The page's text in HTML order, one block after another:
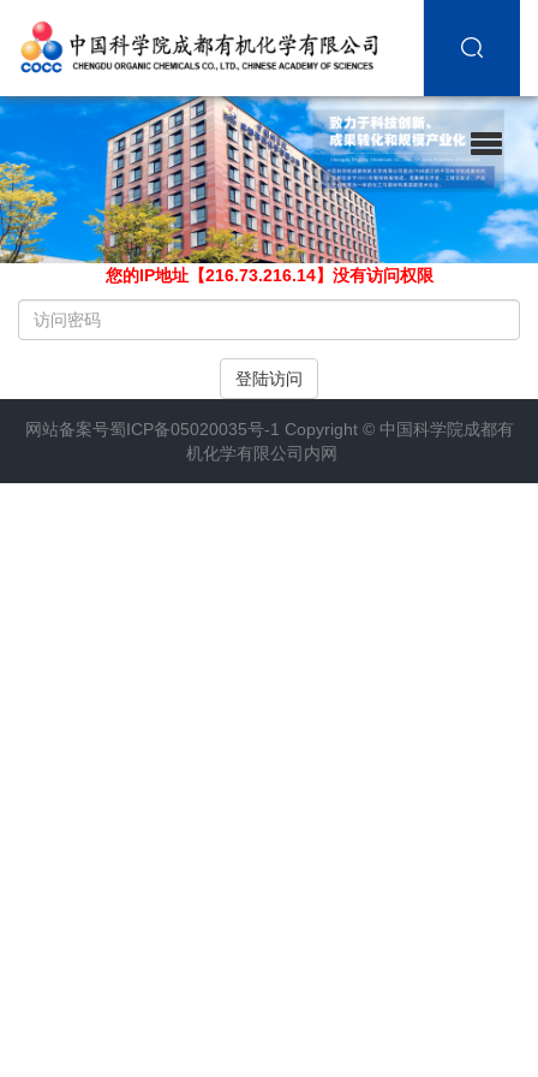
您的IP地址【216.73.216.14】没有访问权限
输
入
访
密
码
登陆访问
网站备案号蜀ICP备05020035号-1 Copyright © 中国科学院成都有
机化学有限公司内网